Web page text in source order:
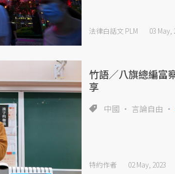
法律白話文 PLM 03 May,
竹語／八旗總編富
享
中國 言論自由
特約作者 02 May, 2023